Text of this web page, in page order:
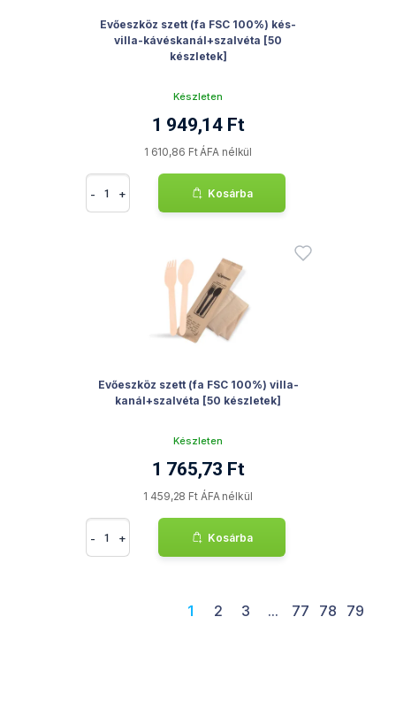
Evőeszköz szett (fa FSC 100%) kés-
villa-kávéskanál+szalvéta [50
készletek]
Készleten
1 949,14 Ft
1 610,86 Ft ÁFA nélkül
- + Kosárba
Evőeszköz szett (fa FSC 100%) villa-
kanál+szalvéta [50 készletek]
Készleten
1 765,73 Ft
1 459,28 Ft ÁFA nélkül
- + Kosárba
1 2 3 ... 77 78 79